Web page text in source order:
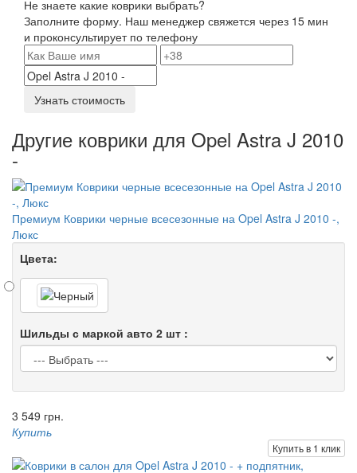
Не знаете какие коврики выбрать?
Заполните форму. Наш менеджер свяжется через 15 мин
и проконсультирует по телефону
Узнать стоимость
Другие коврики для Opel Astra J 2010
-
Премиум Коврики черные всесезонные на Opel Astra J 2010 -,
Люкс
Цвета:
Шильды с маркой авто 2 шт :
3 549 грн.
Купить
Купить в 1 клик